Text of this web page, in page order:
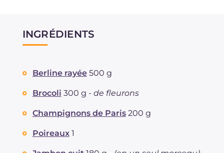
INGRÉDIENTS
Berline rayée 500 g
Brocoli 300 g - de fleurons
Champignons de Paris 200 g
Poireaux 1